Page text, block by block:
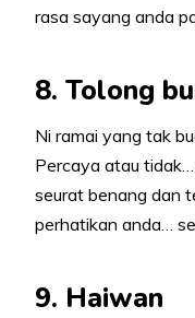
rasa sayang anda
8. Tolong
Ni ramai yang tak
Percaya atau
seurat benang dan
perhatikan anda…
9. Haiwan